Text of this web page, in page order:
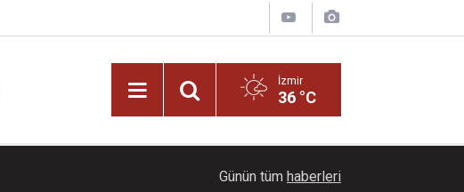
İzmir
36 °C
MHP Balçova’dan belediyeye pankart tepkisi
Günün tüm haberleri